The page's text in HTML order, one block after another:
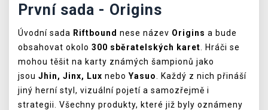
První sada - Origins
Úvodní sada Riftbound nese název Origins a bude
obsahovat okolo 300 sběratelských karet . Hráči se
mohou těšit na karty známých šampionů jako
jsou Jhin, Jinx, Lux nebo Yasuo
. Každý z nich přináší
jiný herní styl, vizuální pojetí a samozřejmě i
strategii. Všechny produkty, které již byly oznámeny